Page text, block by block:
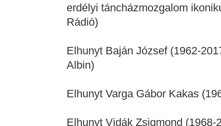
erdélyi táncházmozgalom
Rádió)
Elhunyt Baján József (1962-
Albin)
Elhunyt Varga Gábor Kakas
Elhunyt Vidák Zsigmond